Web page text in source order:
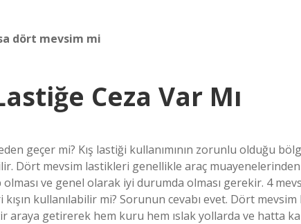
dört mevsim mi
Ceza Var Mı
geçer mi? Kış lastiği kullanımının zorunlu olduğu
Dört mevsim lastikleri genellikle araç
ve genel olarak iyi durumda olması gerekir. 4
kullanılabilir mi? Sorunun cevabı evet. Dört mevsim
getirerek hem kuru hem ıslak yollarda ve hatta